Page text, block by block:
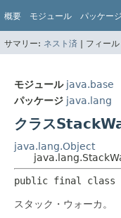
概要 モジュール パッケージ
サマリー: ネスト済 | フィー
モジュール java.base
パッケージ java.lang
クラス
java.lang.Object
public final class
スタック・ウォーカ。